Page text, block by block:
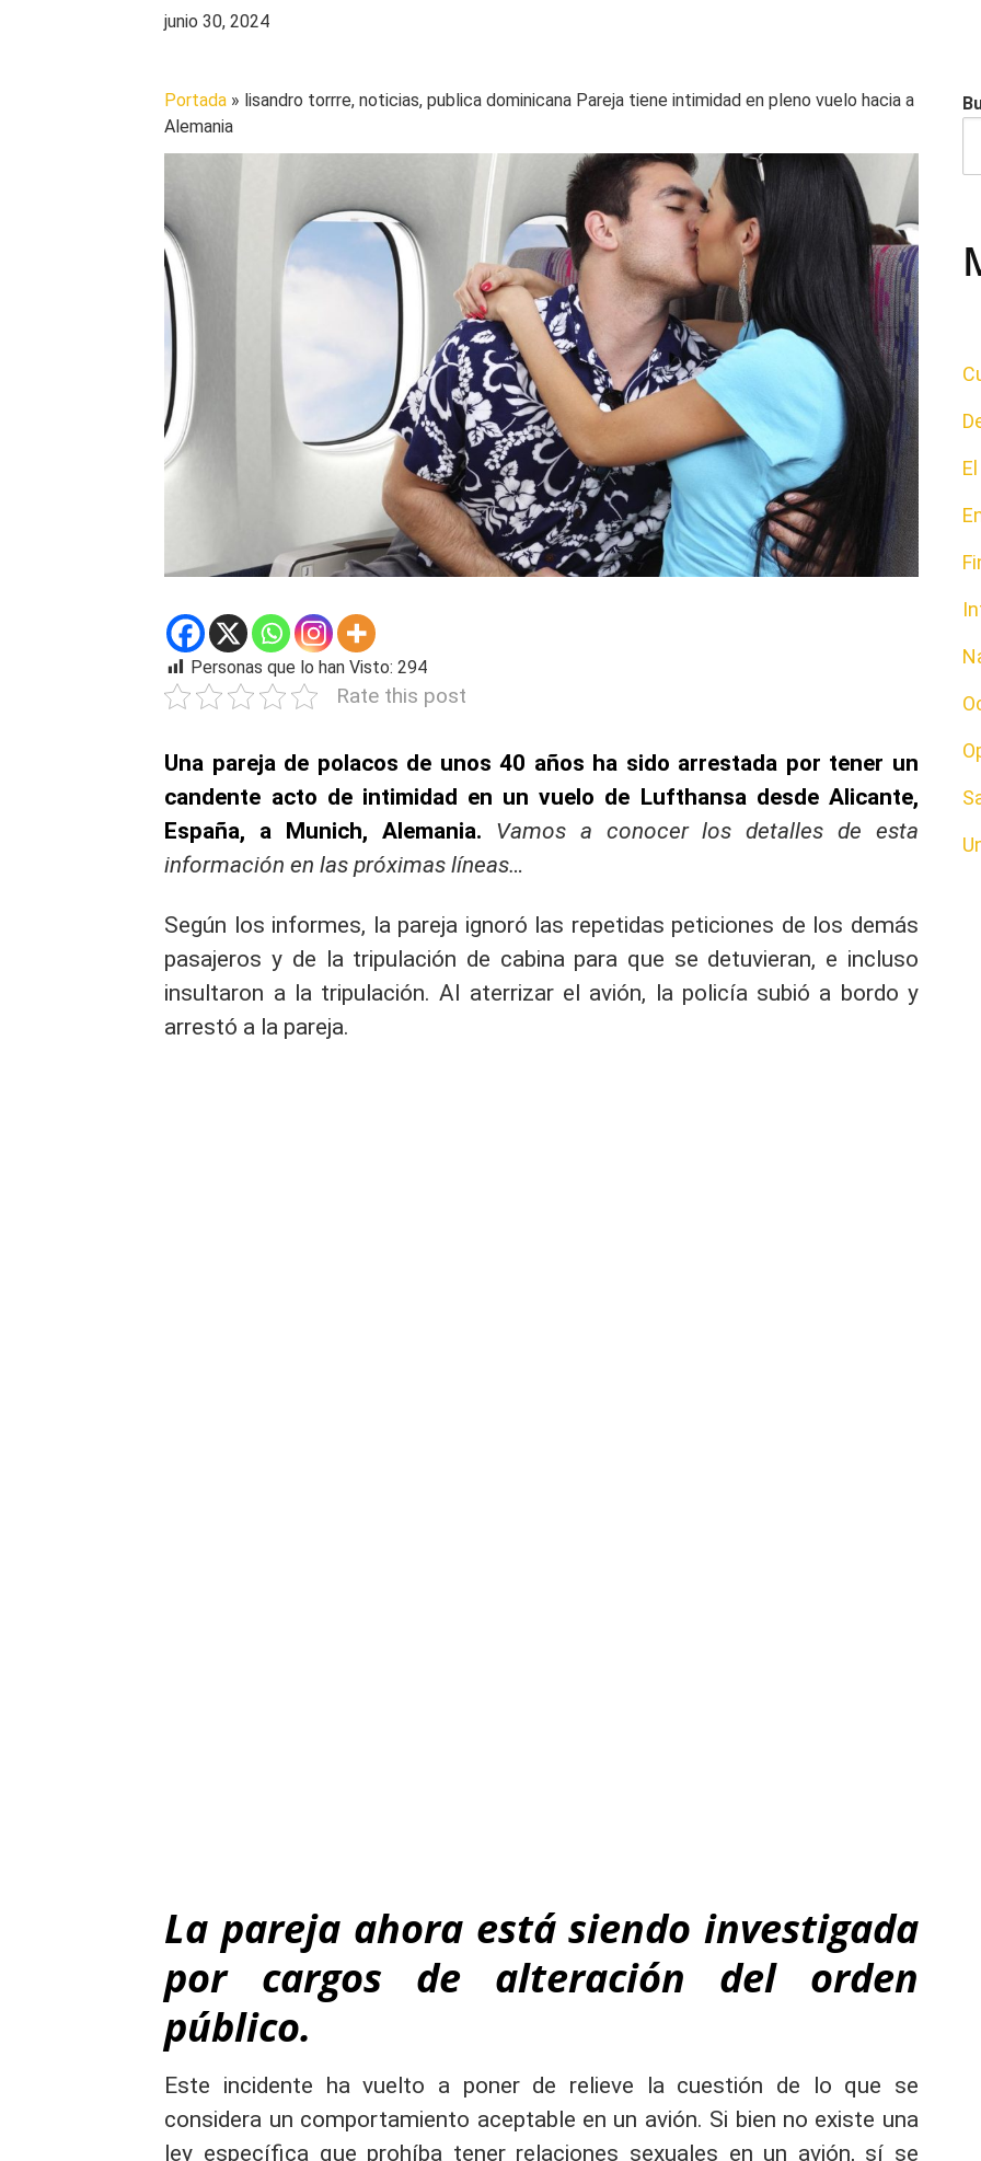
junio 30, 2024
Portada » lisandro torrre, noticias, publica dominicana Pareja tiene intimidad en pleno vuelo hacia a
Alemania
Personas que lo han Visto: 294
Rate this post
Una pareja de polacos de unos 40 años ha sido arrestada por tener un
candente acto de intimidad en un vuelo de Lufthansa desde Alicante,
España, a Munich, Alemania.
Vamos a conocer los detalles de esta
información en las próximas líneas…
Según los informes, la pareja ignoró las repetidas peticiones de los demás
pasajeros y de la tripulación de cabina para que se detuvieran, e incluso
insultaron a la tripulación. Al aterrizar el avión, la policía subió a bordo y
arrestó a la pareja.
La pareja ahora está siendo investigada
por cargos de alteración del orden
público.
Este incidente ha vuelto a poner de relieve la cuestión de lo que se
considera un comportamiento aceptable en un avión. Si bien no existe una
ley específica que prohíba tener relaciones sexuales en un avión, sí se